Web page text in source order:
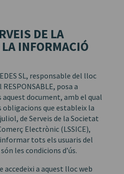
DE LA
INFORMACIÓ
SL, responsable del lloc
posa a
aquest document, amb el qual
que estableix la
de Serveis de la Societat
Electrònic (LSSICE),
informar tots els usuaris del
les condicions d’ús.
accedeixi a aquest lloc web